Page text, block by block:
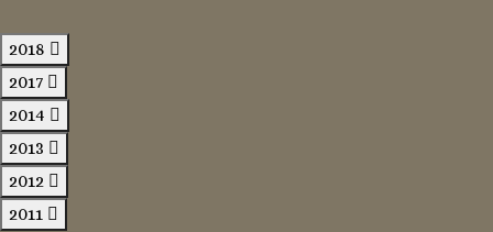
2018
2017
2014
2013
2012
2011